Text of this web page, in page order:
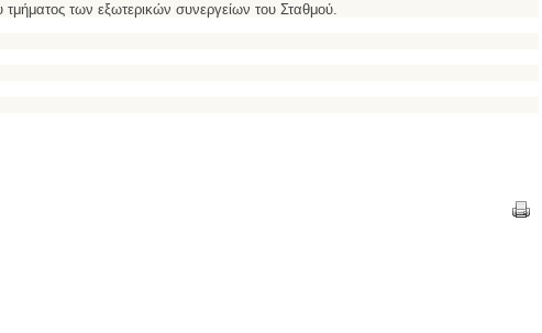
των εξωτερικών συνεργείων του Σταθμού.